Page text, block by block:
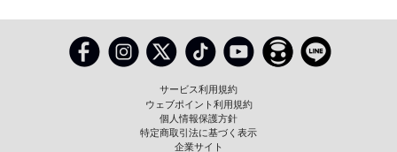
サービス利用規約
ウェブポイント利用規約
個人情報保護方針
特定商取引法に基づく表示
企業サイト